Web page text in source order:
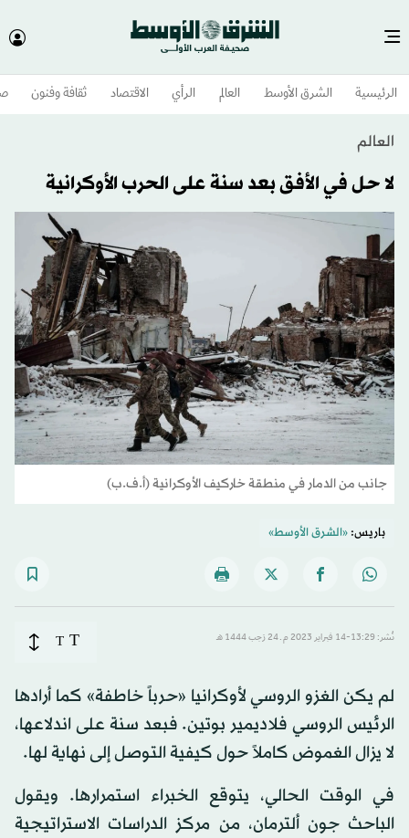
الرئيسية الشرق الأوسط​ العالم الرأي الاقتصاد ثقافة وفنون
العالم
لا حل في الأفق بعد سنة على الحرب الأوكرانية
جانب من الدمار في منطقة خاركيف الأوكرانية (أ.ف.ب)
باريس:«الشرق الأوسط»
نُشر: 13:29-14 فبراير 2023 م ـ 24 رَجب 1444 هـ T
T
لم يكن الغزو الروسي لأوكرانيا «حرباً خاطفة» كما أرادها
الرئيس الروسي فلاديمير بوتين. فبعد سنة على اندلاعها،
لا يزال الغموض كاملاً حول كيفية التوصل إلى نهاية لها.
في الوقت الحالي، يتوقع الخبراء استمرارها. ويقول
الباحث جون ألترمان، من مركز الدراسات الاستراتيجية